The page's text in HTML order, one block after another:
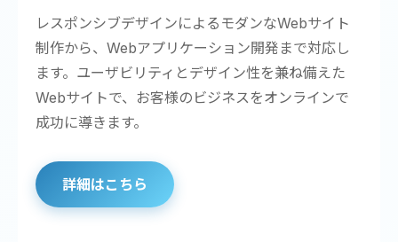
レスポンシブデザインによるモダンなWebサイト
制作から、Webアプリケーション開発まで対応し
ます。ユーザビリティとデザイン性を兼ね備えた
Webサイトで、お客様のビジネスをオンラインで
成功に導きます。
詳細はこちら